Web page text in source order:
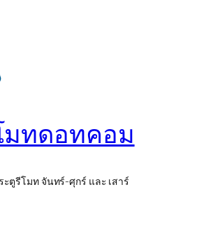
มทดอทคอม
ตูรีโมท จันทร์-ศุกร์ และ เสาร์